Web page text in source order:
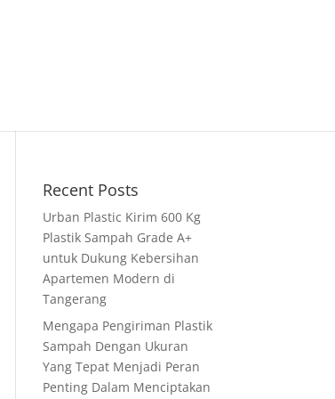
Recent Posts
Urban Plastic Kirim 600 Kg
Plastik Sampah Grade A+
untuk Dukung Kebersihan
Apartemen Modern di
Tangerang
Mengapa Pengiriman Plastik
Sampah Dengan Ukuran
Yang Tepat Menjadi Peran
Penting Dalam Menciptakan